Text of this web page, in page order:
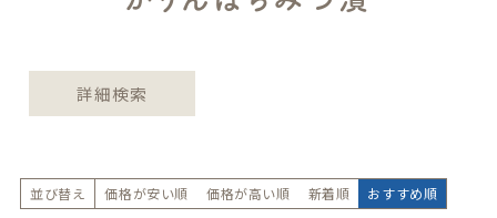
詳細検索
並び替え 価格が安い順 価格が高い順 新着順 おすすめ順